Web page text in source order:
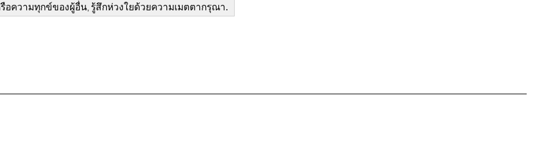
อความทุกข์ของผู้อื่น, รู้สึกห่วงใยด้วยความเมตตากรุณา.